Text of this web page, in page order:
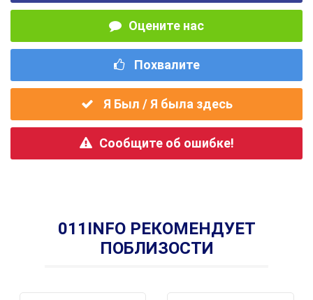
Оцените нас
Похвалите
Я Был / Я была здесь
Сообщите об ошибке!
011INFO РЕКОМЕНДУЕТ
ПОБЛИЗОСТИ